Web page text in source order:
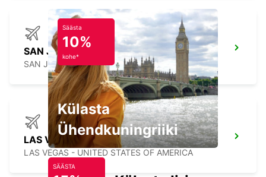
SAN JOSE AIRPORT
SAN JOSE - UNITED STATES OF AMERICA
LAS VEGAS AIRPORT
LAS VEGAS - UNITED STATES OF AMERICA
Säästa
10%
kohe*
Külasta
Ühendkuningriiki
SÄÄSTA